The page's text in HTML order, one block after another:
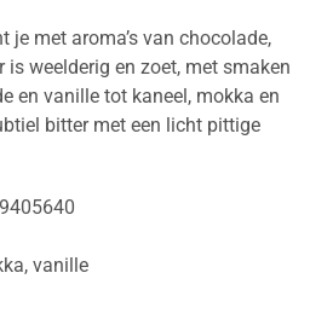
je met aroma’s van chocolade,
weelderig en zoet, met smaken
en vanille tot kaneel, mokka en
bitter met een licht pittige
, vanille